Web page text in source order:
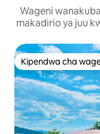
Wageni
makadirio ya juu
Kipendwa cha
Kipendwa cha